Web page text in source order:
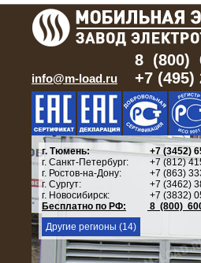
info@m-load.ru
8 (800)
+7 (495)
г. Тюмень:
+7 (3452)
г. Санкт-Петербург:
+7 (812)
г. Ростов-на-Дону:
+7 (863)
г. Сургут:
+7 (3462)
г. Новосибирск:
+7 (3832)
Бесплатно по РФ:
8 (800)
Другие регионы (14)